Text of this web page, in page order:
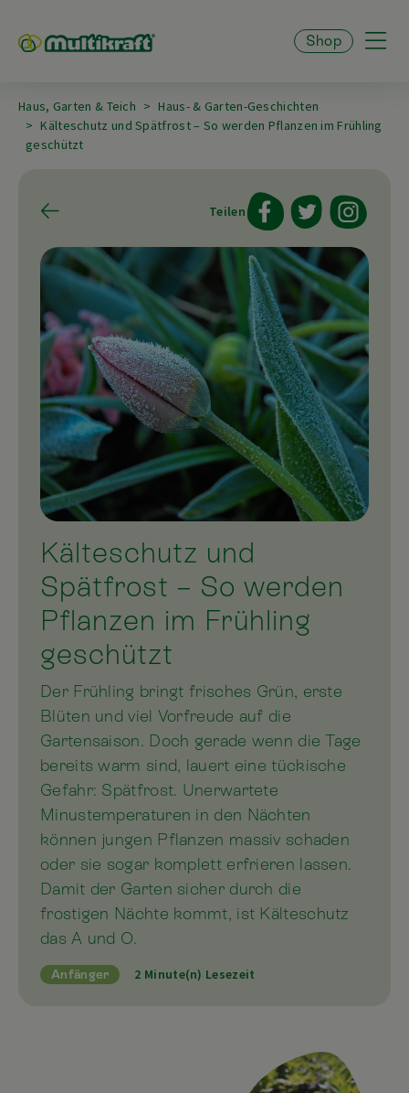
Shop
Haus, Garten & Teich
Haus- & Garten-Geschichten
Kälteschutz und Spätfrost – So werden Pflanzen im Frühling
geschützt
Teilen
Kälteschutz und
Spätfrost – So werden
Pflanzen im Frühling
geschützt
Der Frühling bringt frisches Grün, erste
Blüten und viel Vorfreude auf die
Gartensaison. Doch gerade wenn die Tage
bereits warm sind, lauert eine tückische
Gefahr: Spätfrost. Unerwartete
Minustemperaturen in den Nächten
können jungen Pflanzen massiv schaden
oder sie sogar komplett erfrieren lassen.
Damit der Garten sicher durch die
frostigen Nächte kommt, ist Kälteschutz
das A und O.
Anfänger 2 Minute(n) Lesezeit